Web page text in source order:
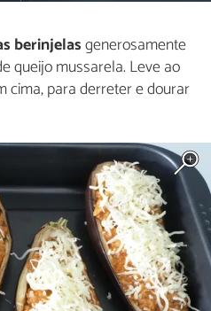
berinjelasgenerosamente
queijo mussarela. Leve ao
cima, para derreter e dourar